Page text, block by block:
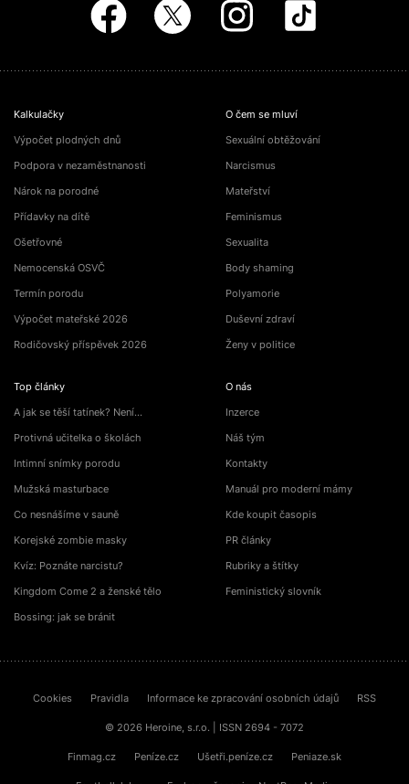
Kalkulačky
Výpočet plodných dnů
Podpora v nezaměstnanosti
Nárok na porodné
Přídavky na dítě
Ošetřovné
Nemocenská OSVČ
Termín porodu
Výpočet mateřské 2026
Rodičovský příspěvek 2026
Top články
A jak se těší tatínek? Není…
Protivná učitelka o školách
Intimní snímky porodu
Mužská masturbace
Co nesnášíme v sauně
Korejské zombie masky
Kvíz: Poznáte narcistu?
Kingdom Come 2 a ženské tělo
Bossing: jak se bránit
O čem se mluví
Sexuální obtěžování
Narcismus
Mateřství
Feminismus
Sexualita
Body shaming
Polyamorie
Duševní zdraví
Ženy v politice
O nás
Inzerce
Náš tým
Kontakty
Manuál pro moderní mámy
Kde koupit časopis
PR články
Rubriky a štítky
Feministický slovník
Cookies Pravidla Informace ke zpracování osobních údajů RSS
© 2026 Heroine, s.r.o. | ISSN 2694 - 7072
Finmag.cz Peníze.cz Ušetři.peníze.cz Peniaze.sk